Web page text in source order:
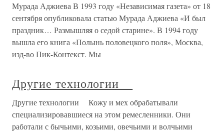
Мурада Аджиева В 1993 году «Независимая газета» от 18
сентября опубликовала статью Мурада Аджиева «И был
праздник… Размышляя о седой старине». В 1994 году
вышла его книга «Полынь половецкого поля», Москва,
изд-во Пик-Контекст. Мы
Другие технологии
Другие технологии Кожу и мех обрабатывали
специализировавшиеся на этом ремесленники. Они
работали с бычьими, козьими, овечьими и волчьими